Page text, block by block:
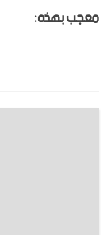
معجب بهذه: